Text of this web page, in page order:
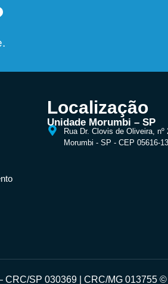
Localização
Unidade Morumbi – SP
Rua Dr. Clovis de Oliveira, nº
Morumbi - SP - CEP 05616-
SP 030369 | CRC/MG 013755